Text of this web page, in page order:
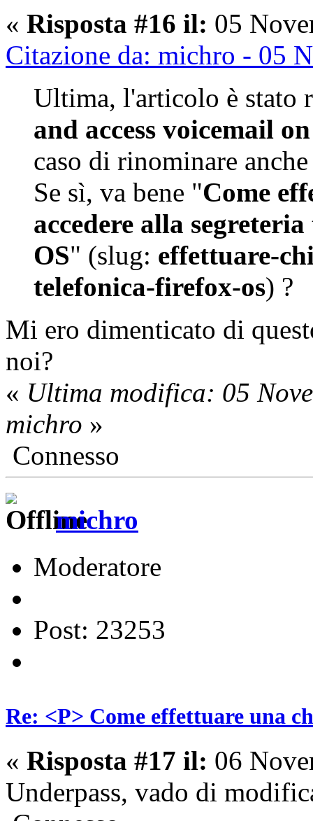
« Risposta #16 il: 05
Citazione da: michro - 05
Ultima, l'articolo è stato
and access voicemail
caso di rinominare
Se sì, va bene "Come
accedere alla
OS" (slug: effettuare-
telefonica-firefox-os) ?
Mi ero dimenticato di
noi?
« Ultima modifica: 05
michro »
Connesso
michro
Moderatore
Post: 23253
Re: <P> Come effettuare una
« Risposta #17 il: 06
Underpass, vado di